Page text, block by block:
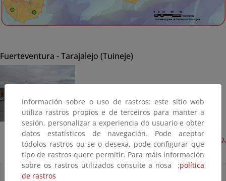
Fuerteventura - Tarajalejo (Tuineje)
Acondicionamiento del borde litoral, 1ª fase (Terminado,
2013)
Accesos directos
Información sobre o uso de rastros: este sitio web
utiliza rastros propios e de terceiros para manter a
sesión, personalizar a experiencia do usuario e obter
datos estatísticos de navegación. Pode aceptar
tódolos rastros ou se o desexa, pode configurar que
tipo de rastros quere permitir. Para máis información
sobre os rastros utilizados consulte a nosa ;política
de rastros